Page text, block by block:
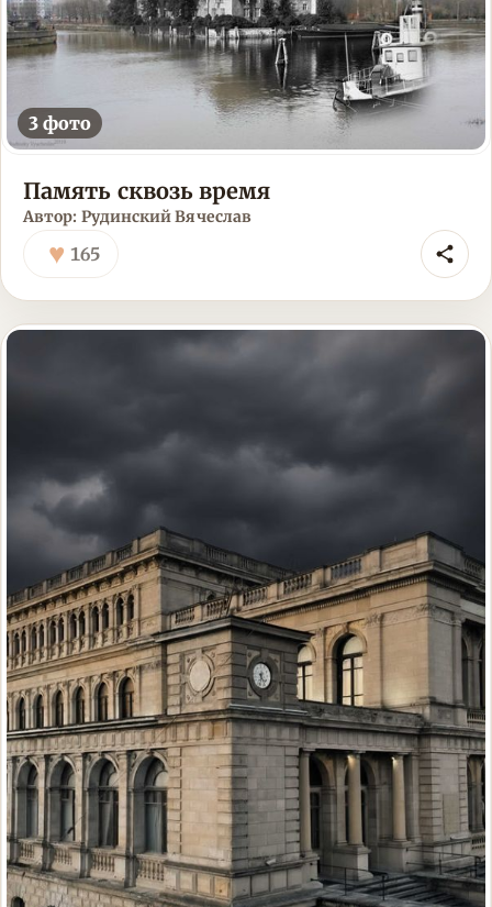
3 фото
Память сквозь время
Автор: Рудинский Вячеслав
♥ 165